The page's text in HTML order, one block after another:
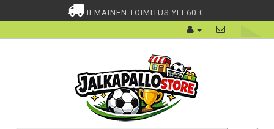
ILMAINEN TOIMITUS YLI 60 €.